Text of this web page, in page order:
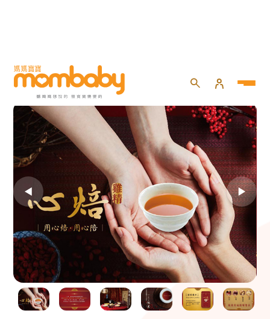
HOME >試用大隊 >用心焙 ．用心陪【心焙雞精 】｜
百人試用